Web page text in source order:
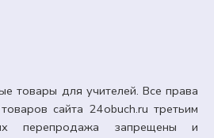
товары для учителей. Все права
сайта 24obuch.ru третьим
перепродажа запрещены и